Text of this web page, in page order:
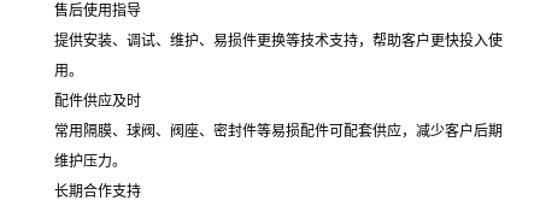
售后使用指导
提供安装、调试、维护、易损件更换等技术支持，帮助客户更快投入使
用。
配件供应及时
常用隔膜、球阀、阀座、密封件等易损配件可配套供应，减少客户后期
维护压力。
长期合作支持